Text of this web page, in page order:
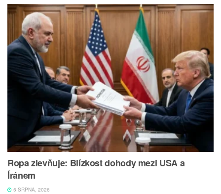
Ropa zlevňuje: Blízkost dohody mezi USA a
Íránem
5 SRPNA, 2026